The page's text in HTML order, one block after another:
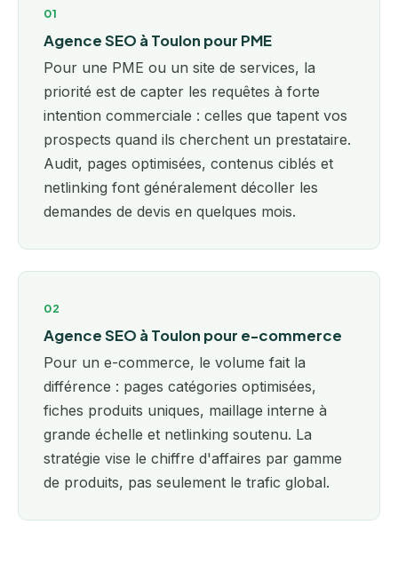
01
Agence SEO à Toulon pour PME
Pour une PME ou un site de services, la
priorité est de capter les requêtes à forte
intention commerciale : celles que tapent vos
prospects quand ils cherchent un prestataire.
Audit, pages optimisées, contenus ciblés et
netlinking font généralement décoller les
demandes de devis en quelques mois.
02
Agence SEO à Toulon pour e-commerce
Pour un e-commerce, le volume fait la
différence : pages catégories optimisées,
fiches produits uniques, maillage interne à
grande échelle et netlinking soutenu. La
stratégie vise le chiffre d'affaires par gamme
de produits, pas seulement le trafic global.